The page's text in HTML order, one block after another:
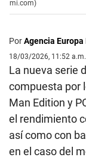
mi.com)
PorAgencia Europa
18/03/2026, 11:52 a.m.
La nueva serie
compuesta por
Man Edition y
el rendimiento
así como con
en el caso del